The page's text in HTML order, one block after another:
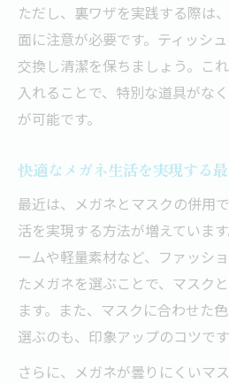
ただし、裏ワザを実践する際は
面に注意が必要です。ティッシ
交換し清潔を保ちましょう。こ
入れることで、特別な道具がな
が可能です。
快適なメガネ生活を実現する
最近は、メガネとマスクの併用
活を実現する方法が増えていま
ームや軽量素材など、ファッシ
たメガネを選ぶことで、マスク
ます。また、マスクに合わせた
選ぶのも、印象アップのコツです
さらに、メガネが曇りにくいマ